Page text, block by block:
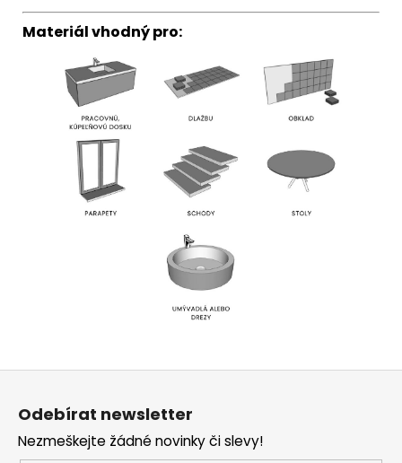
Materiál vhodný pro:
Odebírat newsletter
Nezmeškejte žádné novinky či slevy!